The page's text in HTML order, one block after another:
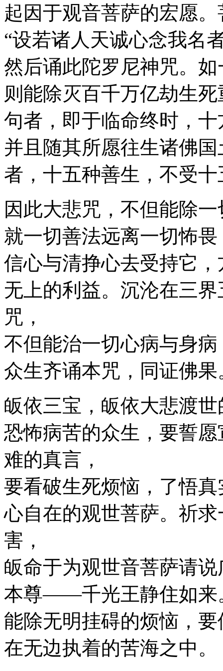
起因于观音菩萨的宏愿
“设若诸人天诚心念我名
然后诵此陀罗尼神咒。
则能除灭百千万亿劫生
句者，即于临命终时，
并且随其所愿往生诸佛
者，十五种善生，不受十
因此大悲咒，不但能除
就一切善法远离一切怖
信心与清挣心去受持它
无上的利益。沉沦在三
咒，
不但能治一切心病与身
众生齐诵本咒，同证佛果
皈依三宝，皈依大悲渡
恐怖病苦的众生，要誓
难的真言，
要看破生死烦恼，了悟
心自在的观世菩萨。祈
害，
皈命于为观世音菩萨请
本尊——千光王静住如来
能除无明挂碍的烦恼，
在无边执着的苦海之中。